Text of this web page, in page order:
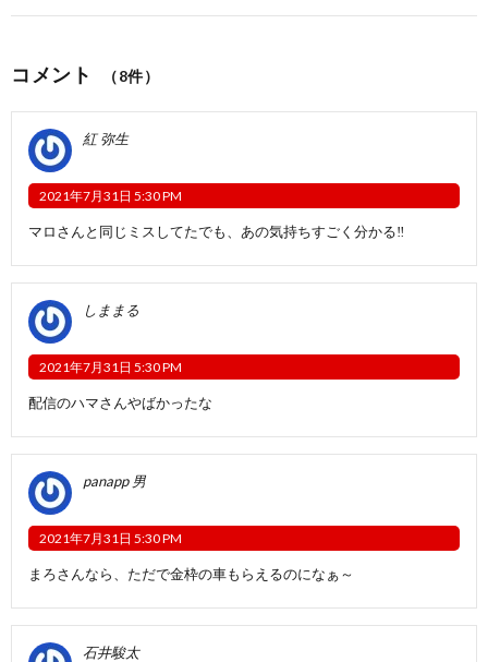
コメント （8件）
紅 弥生
2021年7月31日 5:30 PM
マロさんと同じミスしてたでも、あの気持ちすごく分かる‼️
しままる
2021年7月31日 5:30 PM
配信のハマさんやばかったな
panapp 男
2021年7月31日 5:30 PM
まろさんなら、ただで金枠の車もらえるのになぁ～
石井駿太